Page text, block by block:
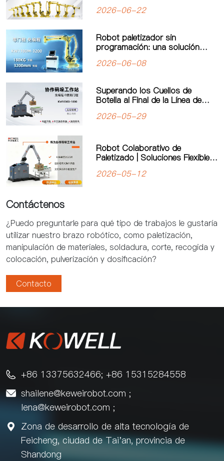
automatización industrial
2026-06-22
Robot paletizador sin
programación: una solución
eficiencia de producción
2026-06-08
Superando los Cuellos de
Botella al Final de la Línea de
Paletizador Colaborativo de
2026-05-29
Robot Colaborativo de
Paletizado | Soluciones Flexibles
Robotics
2026-05-12
Contáctenos
¿Puedo preguntarle para qué tipo de trabajos le gustaría
utilizar nuestro brazo robótico, como paletización,
manipulación de materiales, soldadura, corte, recogida y
colocación, pulverización y dosificación?
Contacto
 +86 13375632466; +86 15315284558
 shailene@keweirobot.com ;
lena@keweirobot.com ;

Zona de desarrollo de alta tecnología de
Feicheng, ciudad de Tai'an, provincia de
Shandong